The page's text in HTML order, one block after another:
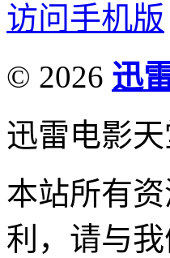
访问手机版
© 2026 迅
迅雷电影
本站所有
利，请与